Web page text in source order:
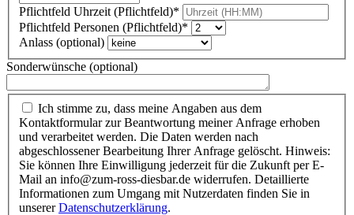
Pflichtfeld Uhrzeit (Pflichtfeld)*
Pflichtfeld Personen (Pflichtfeld)*
Anlass (optional)
Sonderwünsche (optional)
Ich stimme zu, dass meine Angaben aus dem
Kontaktformular zur Beantwortung meiner Anfrage erhoben
und verarbeitet werden. Die Daten werden nach
abgeschlossener Bearbeitung Ihrer Anfrage gelöscht. Hinweis:
Sie können Ihre Einwilligung jederzeit für die Zukunft per E-
Mail an info@zum-ross-diesbar.de widerrufen. Detaillierte
Informationen zum Umgang mit Nutzerdaten finden Sie in
unsererDatenschutzerklärung.